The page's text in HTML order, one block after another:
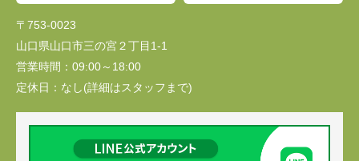
〒753-0023
山口県山口市三の宮２丁目1-1
営業時間： 09:00～18:00
定休日： なし(詳細はスタッフまで)